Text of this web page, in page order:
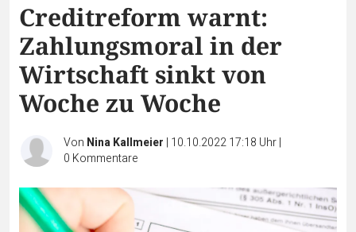
Creditreform warnt:
Zahlungsmoral in der
Wirtschaft sinkt von
Woche zu Woche
Von Nina Kallmeier | 10.10.2022 17:18 Uhr|
0 Kommentare